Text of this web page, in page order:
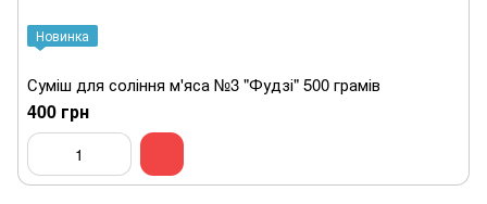
Новинка
Суміш для соління м'яса №3 "Фудзі" 500 грамів
400 грн